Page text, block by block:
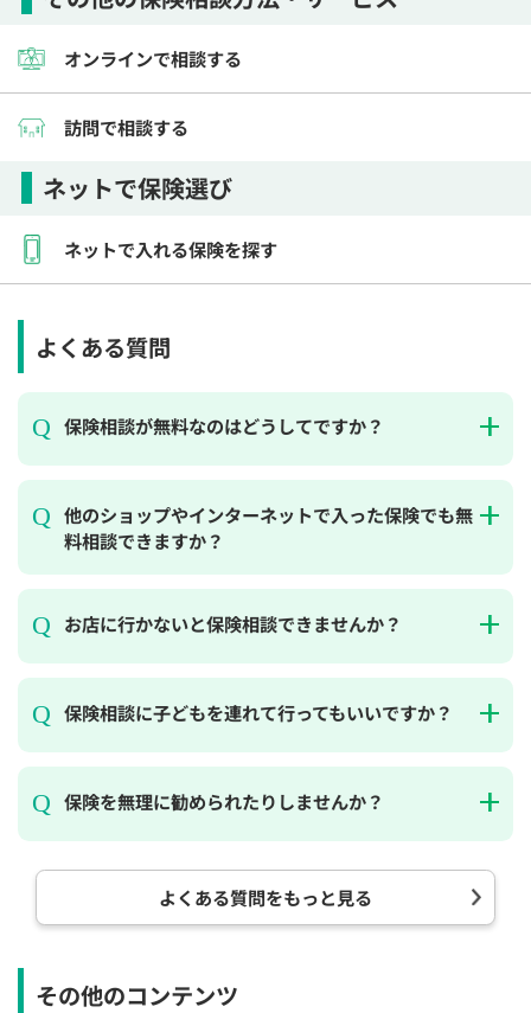
オンラインで相談する
訪問で相談する
ネットで保険選び
ネットで入れる保険を探す
よくある質問
保険相談が無料なのはどうしてですか？
他のショップやインターネットで入った保険でも無
料相談できますか？
お店に行かないと保険相談できませんか？
保険相談に子どもを連れて行ってもいいですか？
保険を無理に勧められたりしませんか？
よくある質問をもっと見る
その他のコンテンツ